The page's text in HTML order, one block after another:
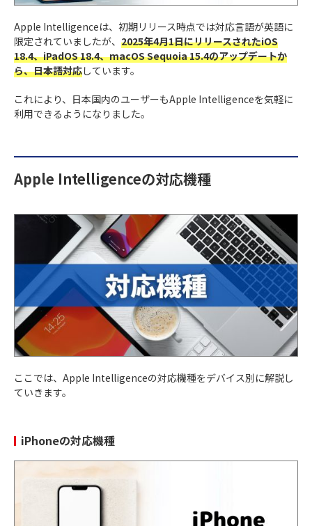
Apple Intelligenceは、初期リリース時点では対応言語が英語に
限定されていましたが、 2025年4月1日にリリースされたiOS
18.4、iPadOS 18.4、macOS Sequoia 15.4のアップデートか
ら、日本語対応しています。
これにより、日本国内のユーザーもApple Intelligenceを気軽に
利用できるようになりました。
Apple Intelligenceの対応機種
ここでは、Apple Intelligenceの対応機種をデバイス別に解説し
ていきます。
iPhoneの対応機種